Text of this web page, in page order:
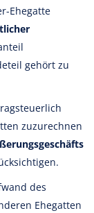
Ehegatte
gehört zu
zuzurechnen
des
Ehegatten